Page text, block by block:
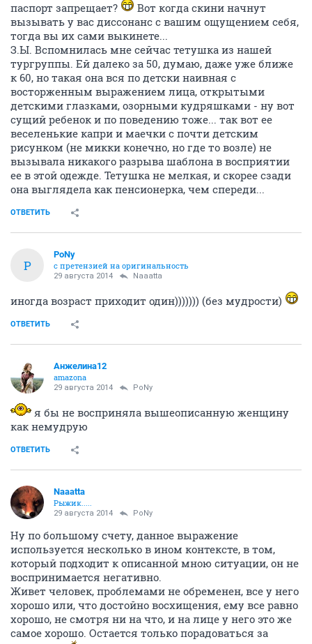
паспорт запрещает?
Вот когда скини начнут
вызывать у вас диссонанс с вашим ощущением себя,
тогда вы их сами выкинете...
З.Ы. Вспомнилась мне сейчас тетушка из нашей
тургруппы. Ей далеко за 50, думаю, даже уже ближе
к 60, но такая она вся по детски наивная с
восторженным выражением лица, открытыми
детскими глазками, озорными кудряшками - ну вот
сущий ребенок и по поведению тоже... так вот ее
веселенькие капри и маечки с почти детским
рисунком (не микки конечно, но где то возле) не
вызывала никакого разрыва шаблона в восприятии
ее в этой одежде. Тетушка не мелкая, и скорее сзади
она выглядела как пенсионерка, чем спереди...
ОТВЕТИТЬ
P
PoNy
с претензией на оригинальность
29 августа 2014 Naaatta
иногда возраст приходит один))))))) (без мудрости)
ОТВЕТИТЬ
Анжелина12
amazona
29 августа 2014 PoNy
я бы не восприняла вышеописанную женщину
как немудрую
ОТВЕТИТЬ
Naaatta
Рыжик.....
29 августа 2014 PoNy
Ну по большому счету, данное выражение
используется несколько в ином контексте, в том,
который подходит к описанной мною ситуации, он не
воспринимается негативно.
Живет человек, проблемами не обременен, все у него
хорошо или, что достойно восхищения, ему все равно
хорошо, не смотря ни на что, и на лице у него это же
самое хорошо. Остается только порадоваться за